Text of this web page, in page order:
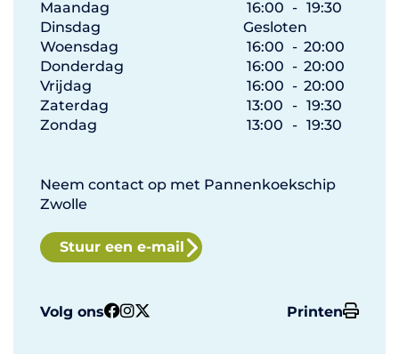
Maandag 16:00 - 19:30
Dinsdag
Gesloten
Woensdag
16:00 - 20:00
Donderdag
16:00 - 20:00
Vrijdag
16:00 - 20:00
Zaterdag
13:00 - 19:30
Zondag
13:00 - 19:30
Neem contact op met Pannenkoekschip
Zwolle
Stuur een e-mail
Volg ons Printen